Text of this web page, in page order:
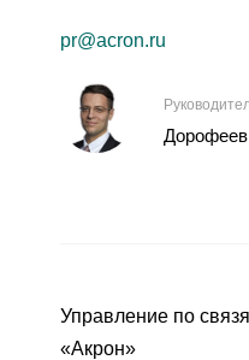
pr@acron.ru
Управление по
«Акрон»